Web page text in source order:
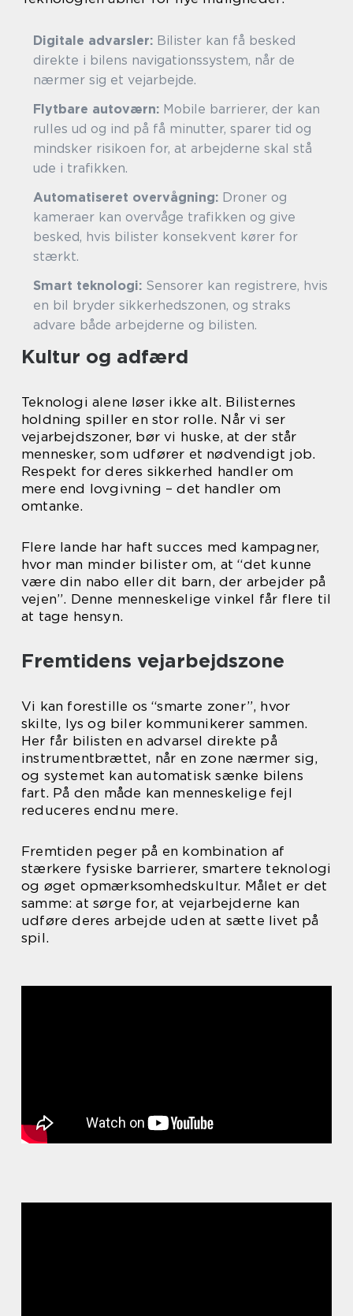
Digitale advarsler: Bilister kan få besked
direkte i bilens navigationssystem, når de
nærmer sig et vejarbejde.
Flytbare autoværn: Mobile barrierer, der kan
rulles ud og ind på få minutter, sparer tid og
mindsker risikoen for, at arbejderne skal stå
ude i trafikken.
Automatiseret overvågning: Droner og
kameraer kan overvåge trafikken og give
besked, hvis bilister konsekvent kører for
stærkt.
Smart teknologi: Sensorer kan registrere, hvis
en bil bryder sikkerhedszonen, og straks
advare både arbejderne og bilisten.
Kultur og adfærd
Teknologi alene løser ikke alt. Bilisternes
holdning spiller en stor rolle. Når vi ser
vejarbejdszoner, bør vi huske, at der står
mennesker, som udfører et nødvendigt job.
Respekt for deres sikkerhed handler om
mere end lovgivning – det handler om
omtanke.
Flere lande har haft succes med kampagner,
hvor man minder bilister om, at “det kunne
være din nabo eller dit barn, der arbejder på
vejen”. Denne menneskelige vinkel får flere til
at tage hensyn.
Fremtidens vejarbejdszone
Vi kan forestille os “smarte zoner”, hvor
skilte, lys og biler kommunikerer sammen.
Her får bilisten en advarsel direkte på
instrumentbrættet, når en zone nærmer sig,
og systemet kan automatisk sænke bilens
fart. På den måde kan menneskelige fejl
reduceres endnu mere.
Fremtiden peger på en kombination af
stærkere fysiske barrierer, smartere teknologi
og øget opmærksomhedskultur. Målet er det
samme: at sørge for, at vejarbejderne kan
udføre deres arbejde uden at sætte livet på
spil.